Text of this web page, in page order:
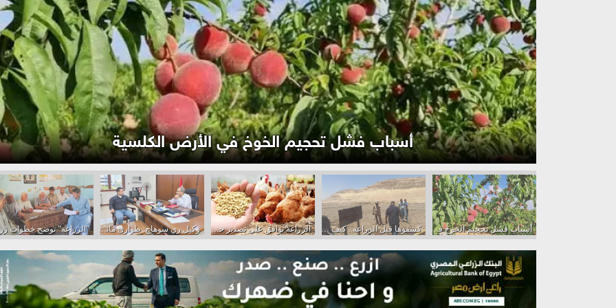
كشفوها قبل الزراعة.. كيف أنقذت المتابعة الميدانية أرض الإصلاح الزراعي
بالبلينا؟
أسباب فشل تحجيم الخوخ في الأرض الكلسية.. فيديو كشفوها قبل الزراعة.. كيف أنقذت المتابعة الميدانية أرض الإصلاح الزراعي بالبلينا؟ الزراعة توافق على تصدير حزمة جديدة من المنتجات الداجنة والحيوانية وكيل ري سوهاج: طوارئ مائية تبدأ 15 سبتمبر لحماية المزروعات والقرى من مخاطر السيول